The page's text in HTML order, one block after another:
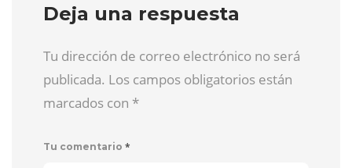
Deja una respuesta
Tu dirección de correo electrónico no será
publicada. Los campos obligatorios están
marcados con *
Tu comentario *